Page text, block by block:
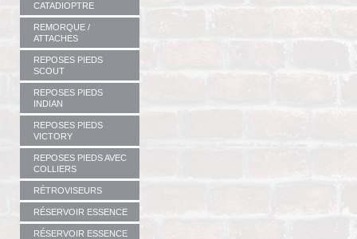
CATADIOPTRE
REMORQUE /
ATTACHES
REPOSES PIEDS
SCOUT
REPOSES PIEDS
INDIAN
REPOSES PIEDS
VICTORY
REPOSES PIEDS AVEC
COLLIERS
RÉTROVISEURS
RÉSERVOIR ESSENCE
RÉSERVOIR ESSENCE